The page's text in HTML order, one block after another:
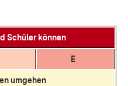
Schü­ler kön­nen
E
um­ge­hen